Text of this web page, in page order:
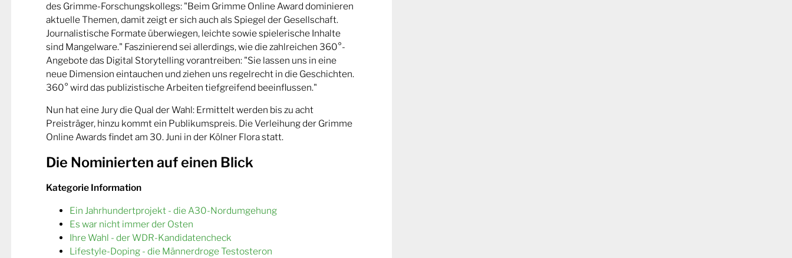
des Grimme-Forschungskollegs: "Beim Grimme Online Award dominieren
aktuelle Themen, damit zeigt er sich auch als Spiegel der Gesellschaft.
Journalistische Formate überwiegen, leichte sowie spielerische Inhalte
sind Mangelware." Faszinierend sei allerdings, wie die zahlreichen 360°-
Angebote das Digital Storytelling vorantreiben: "Sie lassen uns in eine
neue Dimension eintauchen und ziehen uns regelrecht in die Geschichten.
360° wird das publizistische Arbeiten tiefgreifend beeinflussen."
Nun hat eine Jury die Qual der Wahl: Ermittelt werden bis zu acht
Preisträger, hinzu kommt ein Publikumspreis. Die Verleihung der Grimme
Online Awards findet am 30. Juni in der Kölner Flora statt.
Die Nominierten auf einen Blick
Kategorie Information
Ein Jahrhundertprojekt - die A30-Nordumgehung
Es war nicht immer der Osten
Ihre Wahl - der WDR-Kandidatencheck
Lifestyle-Doping - die Männerdroge Testosteron